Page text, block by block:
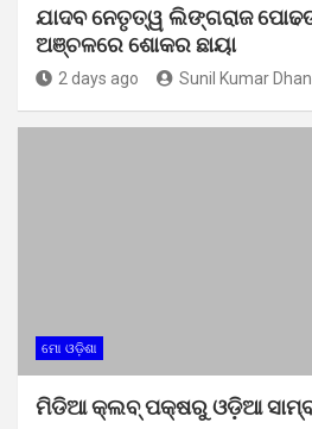
ଯାଦବ ନେତୃତ୍ୱ ଲିଙ୍ଗରାଜ
ଅଞ୍ଚଳରେ ଶୋକର ଛାୟା
2 days ago Sunil Kumar
ମୋ ଓଡ଼ିଶା
ମିଡିଆ କ୍ଲବ୍ ପକ୍ଷରୁ ଓଡ଼ିଆ